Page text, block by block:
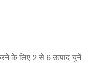
के लिए 2 से 6 उत्पाद चुनें